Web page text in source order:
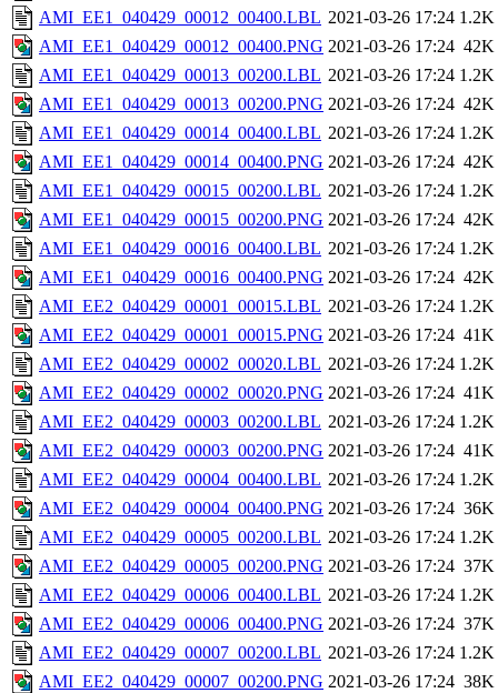
AMI_EE1_040429_00012_00400.LBL 2021-03-26 17:24 1.2K
AMI_EE1_040429_00012_00400.PNG 2021-03-26 17:24 42K
AMI_EE1_040429_00013_00200.LBL 2021-03-26 17:24 1.2K
AMI_EE1_040429_00013_00200.PNG 2021-03-26 17:24 42K
AMI_EE1_040429_00014_00400.LBL 2021-03-26 17:24 1.2K
AMI_EE1_040429_00014_00400.PNG 2021-03-26 17:24 42K
AMI_EE1_040429_00015_00200.LBL 2021-03-26 17:24 1.2K
AMI_EE1_040429_00015_00200.PNG 2021-03-26 17:24 42K
AMI_EE1_040429_00016_00400.LBL 2021-03-26 17:24 1.2K
AMI_EE1_040429_00016_00400.PNG 2021-03-26 17:24 42K
AMI_EE2_040429_00001_00015.LBL 2021-03-26 17:24 1.2K
AMI_EE2_040429_00001_00015.PNG 2021-03-26 17:24 41K
AMI_EE2_040429_00002_00020.LBL 2021-03-26 17:24 1.2K
AMI_EE2_040429_00002_00020.PNG 2021-03-26 17:24 41K
AMI_EE2_040429_00003_00200.LBL 2021-03-26 17:24 1.2K
AMI_EE2_040429_00003_00200.PNG 2021-03-26 17:24 41K
AMI_EE2_040429_00004_00400.LBL 2021-03-26 17:24 1.2K
AMI_EE2_040429_00004_00400.PNG 2021-03-26 17:24 36K
AMI_EE2_040429_00005_00200.LBL 2021-03-26 17:24 1.2K
AMI_EE2_040429_00005_00200.PNG 2021-03-26 17:24 37K
AMI_EE2_040429_00006_00400.LBL 2021-03-26 17:24 1.2K
AMI_EE2_040429_00006_00400.PNG 2021-03-26 17:24 37K
AMI_EE2_040429_00007_00200.LBL 2021-03-26 17:24 1.2K
AMI_EE2_040429_00007_00200.PNG 2021-03-26 17:24 38K